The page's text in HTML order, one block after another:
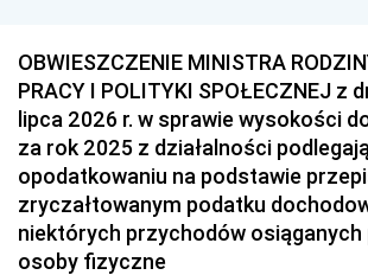
OBWIESZCZENIE MINISTRA
PRACY I POLITYKI SPOŁECZNEJ z
lipca 2026 r. w sprawie wysokości
za rok 2025 z działalności
opodatkowaniu na podstawie
zryczałtowanym podatku
niektórych przychodów osiąganych
osoby fizyczne